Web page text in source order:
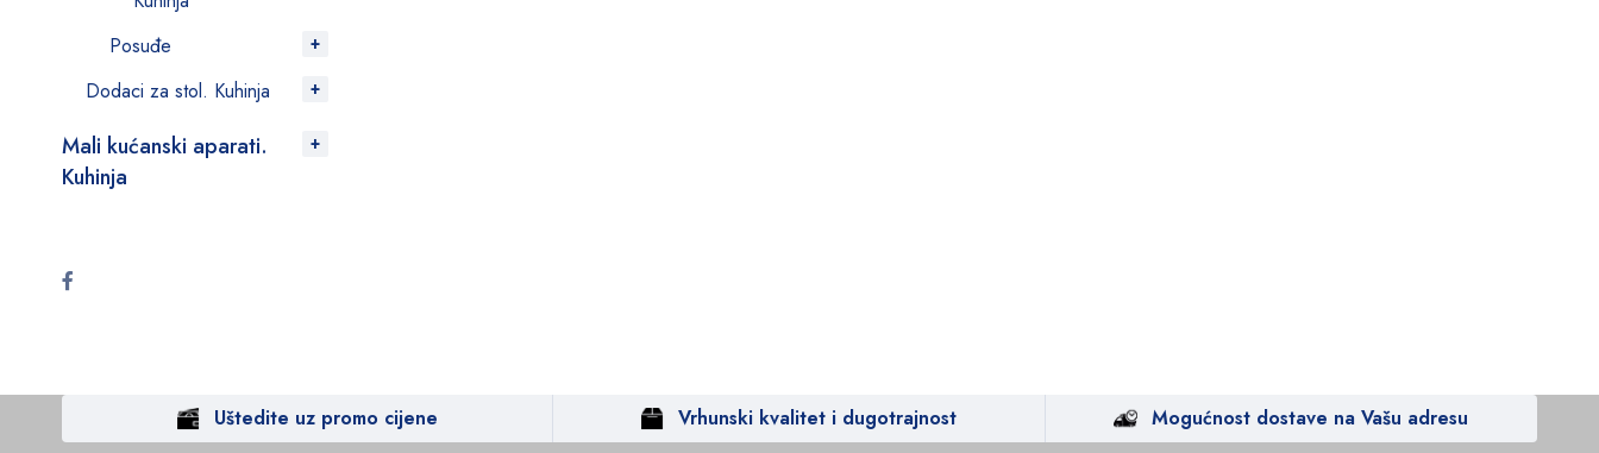
Posuđe
Dodaci za stol. Kuhinja
Mali kućanski aparati.
Kuhinja
Uštedite uz promo cijene Vrhunski kvalitet i dugotrajnost Mogućnost dostave na Vašu adresu